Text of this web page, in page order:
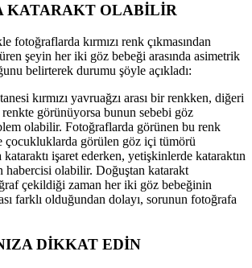
KATARAKT OLABİLİR
fotoğraflarda kırmızı renk çıkmasından
şeyin her iki göz bebeği arasında asimetrik
belirterek durumu şöyle açıkladı:
kırmızı yavruağzı arası bir renkken, diğeri
görünüyorsa bunun sebebi göz
olabilir. Fotoğraflarda görünen bu renk
çocukluklarda görülen göz içi tümörü
işaret ederken, yetişkinlerde kataraktın
habercisi olabilir. Doğuştan katarakt
çekildiği zaman her iki göz bebeğinin
farklı olduğundan dolayı, sorunun fotoğrafa
DİKKAT EDİN